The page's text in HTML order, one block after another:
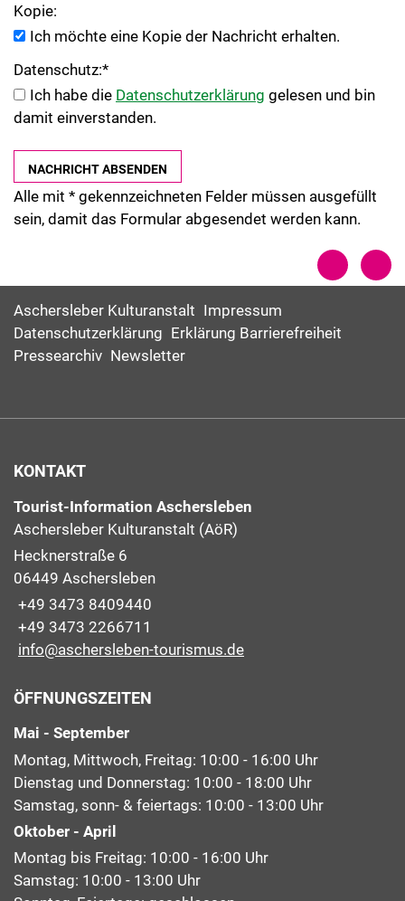
Kopie:
Ich möchte eine Kopie der Nachricht erhalten.
Datenschutz:*
Ich habe die Datenschutzerklärung gelesen und bin
damit einverstanden.
Alle mit * gekennzeichneten Felder müssen ausgefüllt
sein, damit das Formular abgesendet werden kann.
Aschersleber Kulturanstalt Impressum
Datenschutzerklärung Erklärung Barrierefreiheit
Pressearchiv Newsletter
KONTAKT
Tourist-Information Aschersleben
Aschersleber Kulturanstalt (AöR)
Hecknerstraße 6
06449 Aschersleben
+49 3473 8409440
+49 3473 2266711
info@aschersleben-tourismus.de
ÖFFNUNGSZEITEN
Mai - September
Montag, Mittwoch, Freitag: 10:00 - 16:00 Uhr
Dienstag und Donnerstag: 10:00 - 18:00 Uhr
Samstag, sonn- & feiertags: 10:00 - 13:00 Uhr
Oktober - April
Montag bis Freitag: 10:00 - 16:00 Uhr
Samstag: 10:00 - 13:00 Uhr